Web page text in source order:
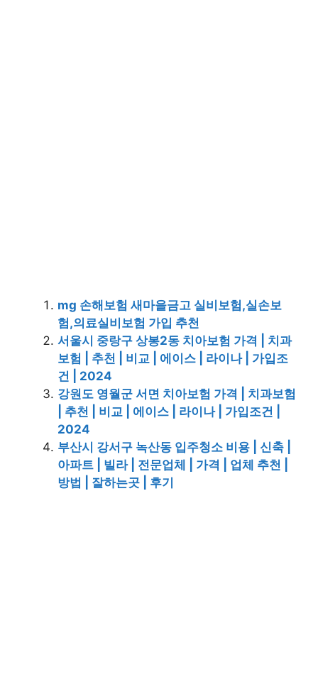
mg 손해보험 새마을금고 실비보험,실손보
험,의료실비보험 가입 추천
서울시 중랑구 상봉2동 치아보험 가격 | 치과
보험 | 추천 | 비교 | 에이스 | 라이나 | 가입조
건 | 2024
강원도 영월군 서면 치아보험 가격 | 치과보험
| 추천 | 비교 | 에이스 | 라이나 | 가입조건 |
2024
부산시 강서구 녹산동 입주청소 비용 | 신축 |
아파트 | 빌라 | 전문업체 | 가격 | 업체 추천 |
방법 | 잘하는곳 | 후기